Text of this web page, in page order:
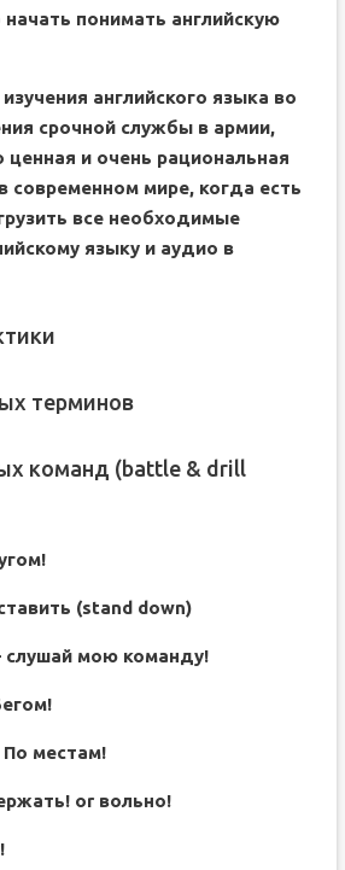
понимать английскую
английского языка во
срочной службы в армии,
ценная и очень рациональная
современном мире, когда есть
все необходимые
языку и аудио в
терминов
команд (battle & drill
(stand down)
слушай мою команду!
местам!
or вольно!